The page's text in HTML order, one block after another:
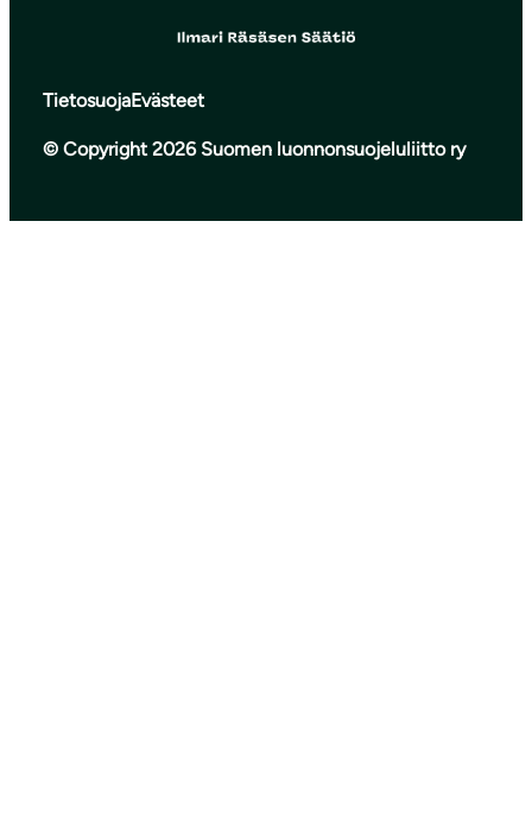
TietosuojaEvästeet
© Copyright 2026 Suomen luonnonsuojeluliitto ry